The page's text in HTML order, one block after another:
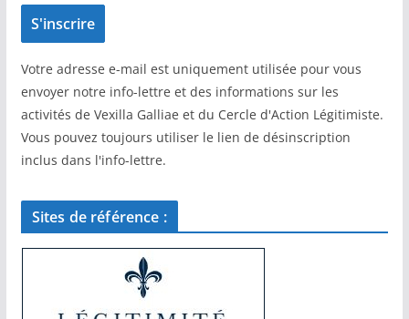
Votre adresse e-mail est uniquement utilisée pour vous
envoyer notre info-lettre et des informations sur les
activités de Vexilla Galliae et du Cercle d'Action Légitimiste.
Vous pouvez toujours utiliser le lien de désinscription
inclus dans l'info-lettre.
Sites de référence :